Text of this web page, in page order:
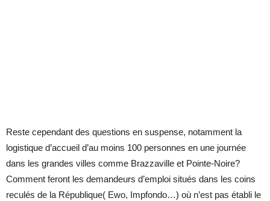
Reste cependant des questions en suspense, notamment la
logistique d’accueil d’au moins 100 personnes en une journée
dans les grandes villes comme Brazzaville et Pointe-Noire?
Comment feront les demandeurs d’emploi situés dans les coins
reculés de la République( Ewo, Impfondo…) où n’est pas établi le